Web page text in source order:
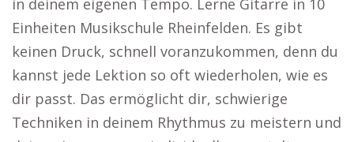
in deinem eigenen Tempo. Lerne Gitarre in 10
Einheiten Musikschule Rheinfelden. Es gibt
keinen Druck, schnell voranzukommen, denn du
kannst jede Lektion so oft wiederholen, wie es
dir passt. Das ermöglicht dir, schwierige
Techniken in deinem Rhythmus zu meistern und